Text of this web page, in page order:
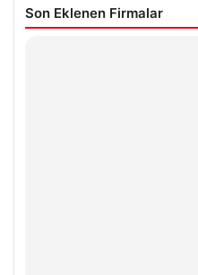
Son Eklenen Firmalar